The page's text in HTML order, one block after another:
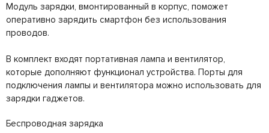
Модуль зарядки, вмонтированный в корпус, поможет
оперативно зарядить смартфон без использования
проводов.
В комплект входят портативная лампа и вентилятор,
которые дополняют функционал устройства. Порты для
подключения лампы и вентилятора можно использовать для
зарядки гаджетов.
Беспроводная зарядка